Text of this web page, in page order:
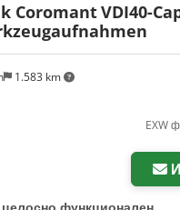
1.583 km
CoromantVDI40-
EXW
целосно функционален,